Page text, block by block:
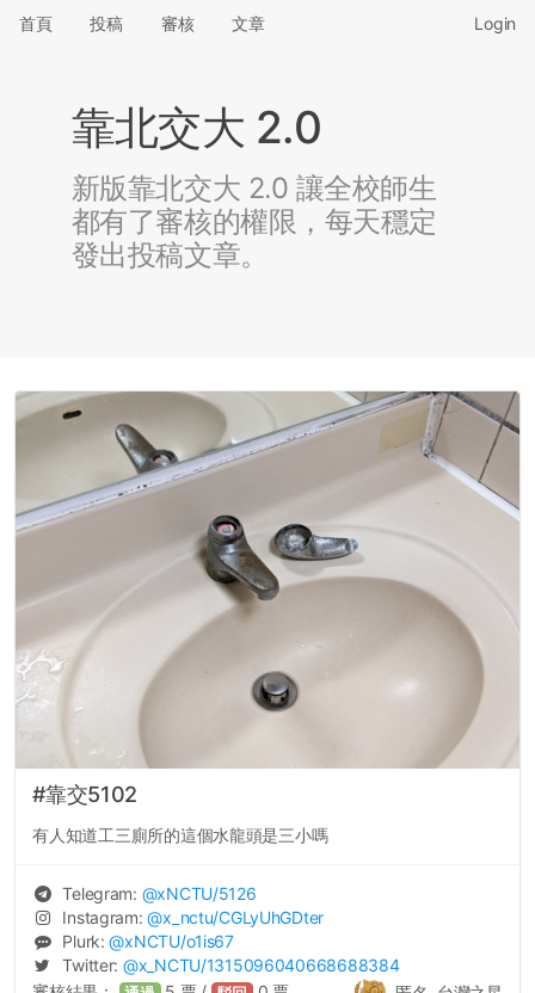
首頁 投稿 審核 文章 Login
靠北交大 2.0
新版靠北交大 2.0 讓全校師生
都有了審核的權限，每天穩定
發出投稿文章。
#靠交5102
有人知道工三廁所的這個水龍頭是三小嗎
Telegram: @xNCTU/5126
Instagram:@x_nctu/CGLyUhGDter
Plurk:@xNCTU/o1is67
Twitter: @x_NCTU/1315096040668688384